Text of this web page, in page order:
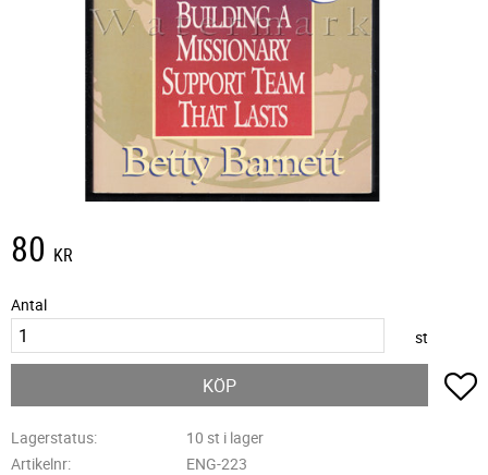
80 KR
Antal
st
KÖP
Lagerstatus
10 st i lager
Artikelnr
ENG-223